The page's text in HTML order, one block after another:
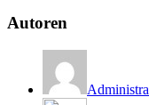
Autoren